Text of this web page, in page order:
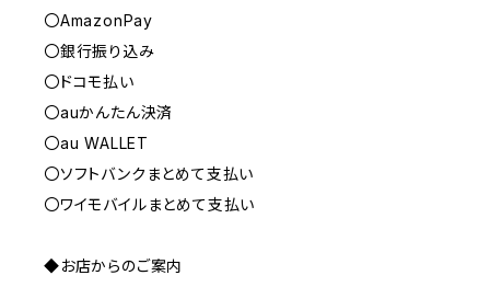
〇AmazonPay
〇銀行振り込み
〇ドコモ払い
〇auかんたん決済
〇au WALLET
〇ソフトバンクまとめて支払い
〇ワイモバイルまとめて支払い
◆お店からのご案内